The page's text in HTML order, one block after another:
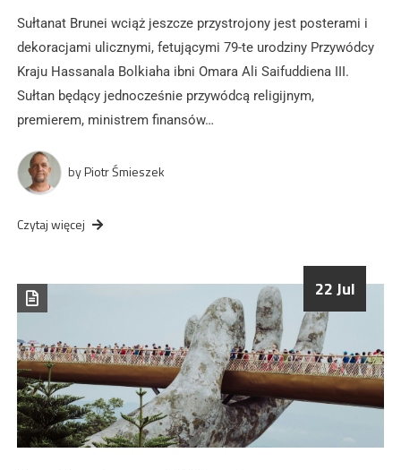
Sułtanat Brunei wciąż jeszcze przystrojony jest posterami i
dekoracjami ulicznymi, fetującymi 79-te urodziny Przywódcy
Kraju Hassanala Bolkiaha ibni Omara Ali Saifuddiena III.
Sułtan będący jednocześnie przywódcą religijnym,
premierem, ministrem finansów…
byPiotr Śmieszek
Czytaj więcej
22 Jul